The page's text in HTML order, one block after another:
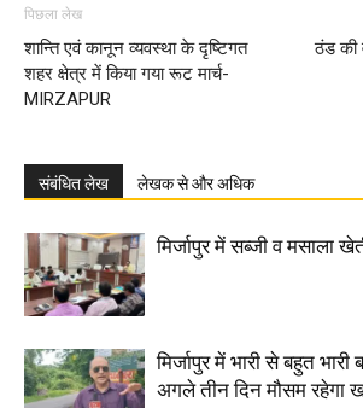
पिछला लेख
शान्ति एवं कानून व्यवस्था के दृष्टिगत
शहर क्षेत्र में किया गया रूट मार्च-
MIRZAPUR
ठंड
संबंधित लेख लेखक से और अधिक
मिर्जापुर में सब्जी व मसाला
मिर्जापुर में भारी से बहुत
अगले तीन दिन मौसम रहेगा